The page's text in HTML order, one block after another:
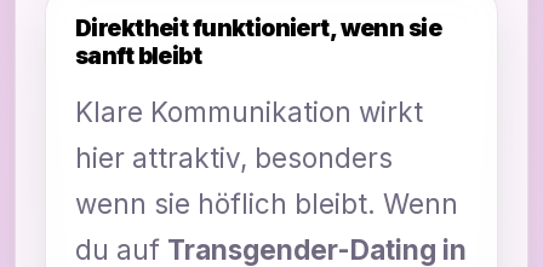
Direktheit funktioniert, wenn sie
sanft bleibt
Klare Kommunikation wirkt
hier attraktiv, besonders
wenn sie höflich bleibt. Wenn
du auf Transgender-Dating in